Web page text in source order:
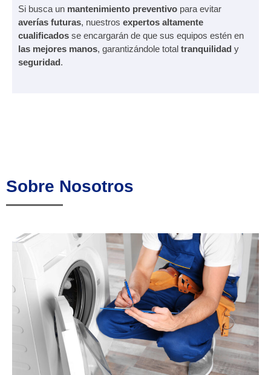
Si busca un mantenimiento preventivo para evitar
averías futuras, nuestros expertos altamente
cualificados se encargarán de que sus equipos estén en
las mejores manos, garantizándole total tranquilidad y
seguridad.
Sobre Nosotros